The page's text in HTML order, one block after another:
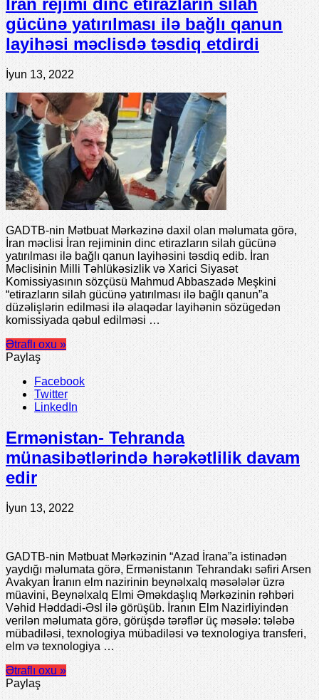
İran rejimi dinc etirazların silah
gücünə yatırılması ilə bağlı qanun
layihəsi məclisdə təsdiq etdirdi
İyun 13, 2022
GADTB-nin Mətbuat Mərkəzinə daxil olan məlumata görə,
İran məclisi İran rejiminin dinc etirazların silah gücünə
yatırılması ilə bağlı qanun layihəsini təsdiq edib. İran
Məclisinin Milli Təhlükəsizlik və Xarici Siyasət
Komissiyasının sözçüsü Mahmud Abbaszadə Meşkini
“etirazların silah gücünə yatırılması ilə bağlı qanun”a
düzəlişlərin edilməsi ilə əlaqədar layihənin sözügedən
komissiyada qəbul edilməsi …
Ətraflı oxu »
Paylaş
Facebook
Twitter
LinkedIn
Ermənistan- Tehranda
münasibətlərində hərəkətlilik davam
edir
İyun 13, 2022
GADTB-nin Mətbuat Mərkəzinin “Azad İrana”a istinadən
yaydığı məlumata görə, Ermənistanın Tehrandakı səfiri Arsen
Avakyan İranın elm nazirinin beynəlxalq məsələlər üzrə
müavini, Beynəlxalq Elmi Əməkdaşlıq Mərkəzinin rəhbəri
Vəhid Həddadi-Əsl ilə görüşüb. İranın Elm Nazirliyindən
verilən məlumata görə, görüşdə tərəflər üç məsələ: tələbə
mübadiləsi, texnologiya mübadiləsi və texnologiya transferi,
elm və texnologiya …
Ətraflı oxu »
Paylaş